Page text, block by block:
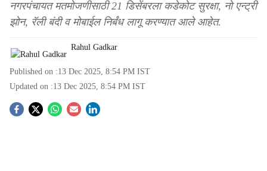
नगरपंचायत मतमोजणीसाठी 21 डिसेंबरला कडेकोट सुरक्षा, नो एन्ट्री
झोन, रॅली बंदी व मोबाईल निर्बंध लागू करण्यात आले आहेत.
Rahul Gadkar
Published on :13 Dec 2025, 8:54 PM IST
Updated on :13 Dec 2025, 8:54 PM IST
S